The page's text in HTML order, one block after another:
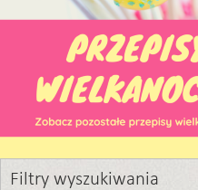
Filtry wyszukiwania